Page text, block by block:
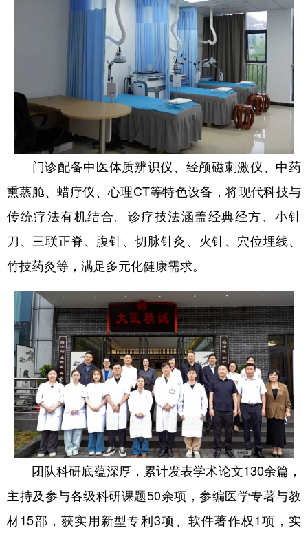
门诊配备中医体质辨识仪、经颅磁刺激仪、中药
熏蒸舱、蜡疗仪、心理CT等特色设备，将现代科技与
传统疗法有机结合。诊疗技法涵盖经典经方、小针
刀、三联正脊、腹针、切脉针灸、火针、穴位埋线、
竹技药灸等，满足多元化健康需求。
团队科研底蕴深厚，累计发表学术论文130余篇，
主持及参与各级科研课题50余项，参编医学专著与教
材15部，获实用新型专利3项、软件著作权1项，实